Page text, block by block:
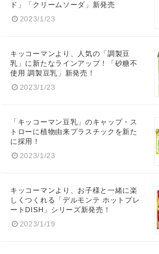
ド」「クリームソーダ」新発売
2023/1/23
キッコーマンより、人気の「調製豆
乳」に新たなラインアップ！「砂糖不
使用 調製豆乳」新発売！
2023/1/23
「キッコーマン豆乳」のキャップ・ス
トローに植物由来プラスチックを新た
に採用！
2023/1/23
キッコーマンより、お子様と一緒に楽
しくつくれる「デルモンテ ホットプレ
ートDISH」シリーズ新発売！
2023/1/19